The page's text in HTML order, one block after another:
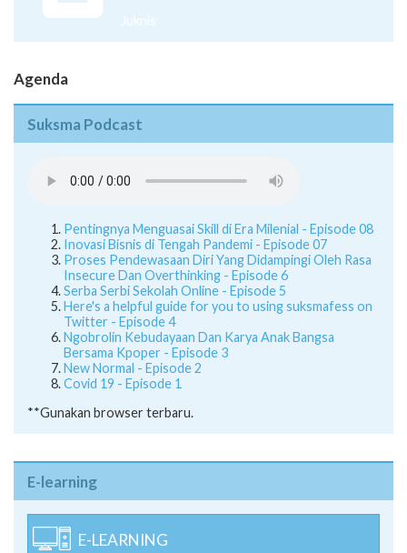
Juknis
Agenda
Suksma Podcast
Pentingnya Menguasai Skill di Era Milenial - Episode 08
Inovasi Bisnis di Tengah Pandemi - Episode 07
Proses Pendewasaan Diri Yang Didampingi Oleh Rasa
Insecure Dan Overthinking - Episode 6
Serba Serbi Sekolah Online - Episode 5
Here's a helpful guide for you to using suksmafess on
Twitter - Episode 4
Ngobrolin Kebudayaan Dan Karya Anak Bangsa
Bersama Kpoper - Episode 3
New Normal - Episode 2
Covid 19 - Episode 1
**Gunakan browser terbaru.
E-learning
E-LEARNING